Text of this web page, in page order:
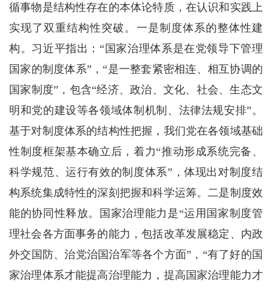
循事物是结构性存在的本体论特质，在认识和实践上
实现了双重结构性突破。一是制度体系的整体性建
构。习近平指出：“国家治理体系是在党领导下管理
国家的制度体系”，“是一整套紧密相连、相互协调的
国家制度”，包含“经济、政治、文化、社会、生态文
明和党的建设等各领域体制机制、法律法规安排”。
基于对制度体系的结构性把握，我们党在各领域基础
性制度框架基本确立后，着力“推动形成系统完备、
科学规范、运行有效的制度体系”，体现出对制度结
构系统集成特性的深刻把握和科学运筹。二是制度效
能的协同性释放。国家治理能力是“运用国家制度管
理社会各方面事务的能力，包括改革发展稳定、内政
外交国防、治党治国治军等各个方面”，“有了好的国
家治理体系才能提高治理能力，提高国家治理能力才